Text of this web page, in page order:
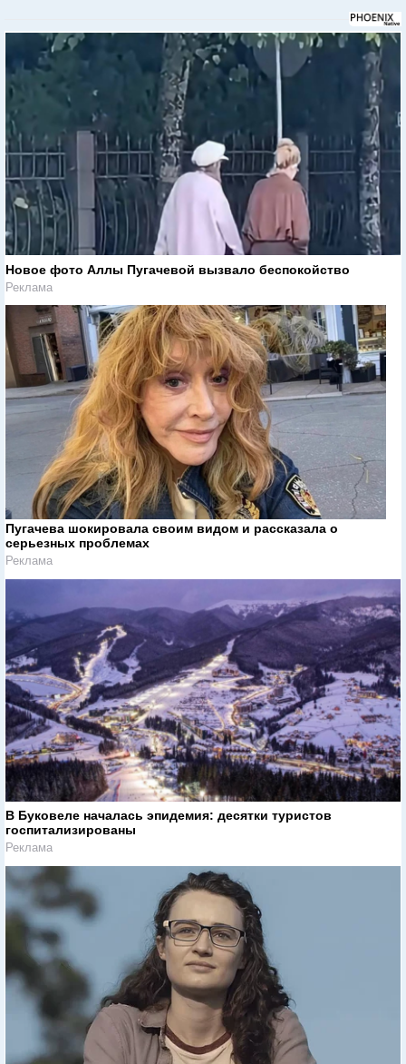
Новое фото Аллы Пугачевой вызвало беспокойство
Реклама
Пугачева шокировала своим видом и рассказала о
серьезных проблемах
Реклама
В Буковеле началась эпидемия: десятки туристов
госпитализированы
Реклама